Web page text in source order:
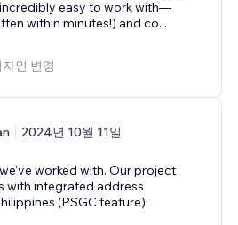
easy to work with—
within minutes!) and co...
인 변경
2024년 10월 11일
worked with. Our project
with integrated address
(PSGC feature).